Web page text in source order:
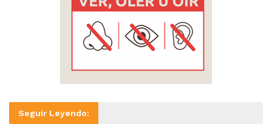
Seguir Leyendo: